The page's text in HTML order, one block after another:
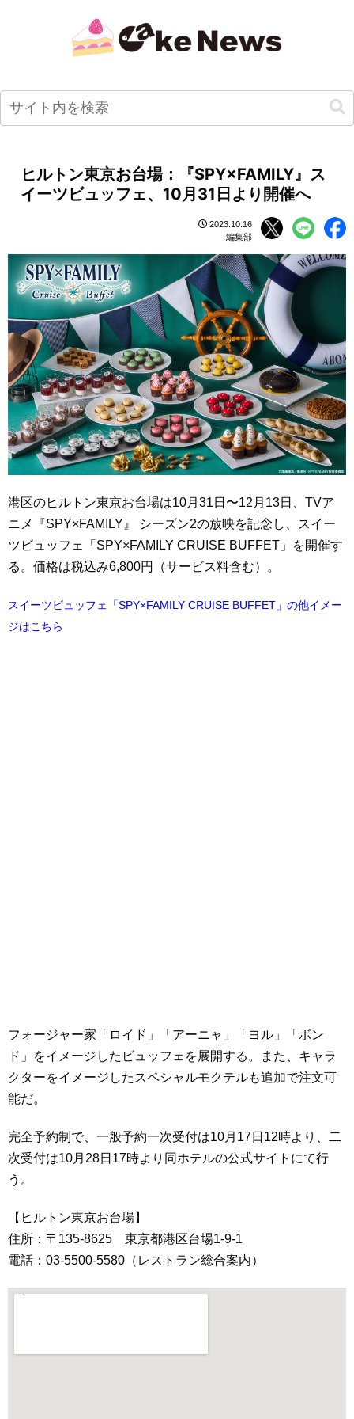
ヒルトン東京お台場：『SPY×FAMILY』ス
イーツビュッフェ、10月31日より開催へ
2023.10.16
編集部
港区のヒルトン東京お台場は10月31日〜12月13日、TVア
ニメ『SPY×FAMILY』 シーズン2の放映を記念し、スイー
ツビュッフェ「SPY×FAMILY CRUISE BUFFET」を開催す
る。価格は税込み6,800円（サービス料含む）。
スイーツビュッフェ「SPY×FAMILY CRUISE BUFFET」の他イメー
ジはこちら
フォージャー家「ロイド」「アーニャ」「ヨル」「ボン
ド」をイメージしたビュッフェを展開する。また、キャラ
クターをイメージしたスペシャルモクテルも追加で注文可
能だ。
完全予約制で、一般予約一次受付は10月17日12時より、二
次受付は10月28日17時より同ホテルの公式サイトにて行
う。
【ヒルトン東京お台場】
住所：〒135-8625 東京都港区台場1-9-1
電話：03-5500-5580（レストラン総合案内）